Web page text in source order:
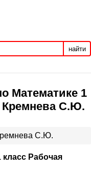
найти
Математике 1
Кремнева С.Ю.
С.Ю.
класс Рабочая